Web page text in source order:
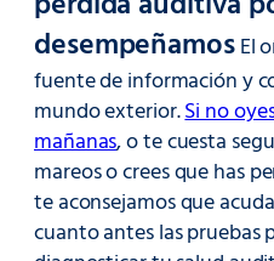
desempeñamosEl
fuente de información y
mundo exterior.Si no
mañanas, o te cuesta
mareos o crees que has
te aconsejamos que
cuanto antes las pruebas